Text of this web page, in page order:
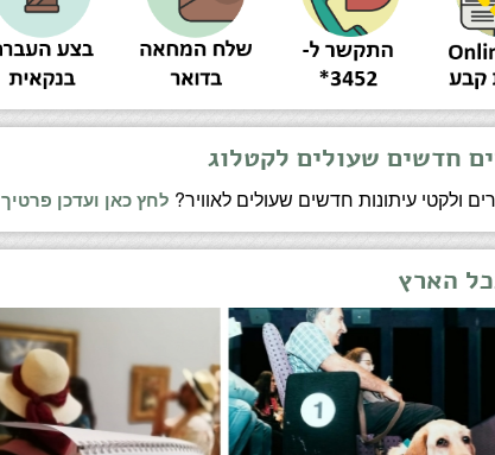
חדשים שעולים לקטלוג
ולקטי עיתונות חדשים שעולים לאוויר? לחץ כאן ועדכן פרטיך
הארץ